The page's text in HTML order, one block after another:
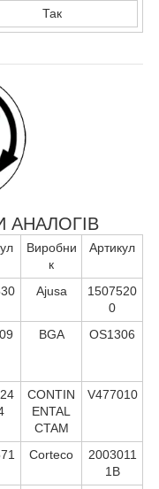
Так
АНАЛОГІВ
Виробни
к
Артикул
Ajusa
1507520
0
BGA OS1306
CONTIN
ENTAL
CTAM
V477010
Corteco
2003011
1B